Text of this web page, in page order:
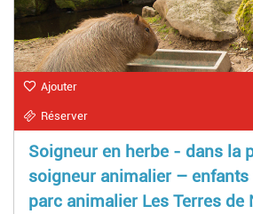
Ajouter
Réserver
Soigneur en herbe - dans la
soigneur animalier – enfants
parc animalier Les Terres de